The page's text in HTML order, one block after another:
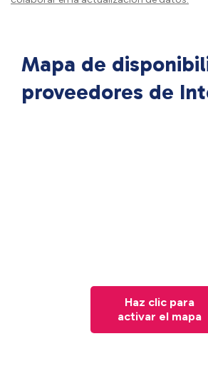
Mapa de
proveedores de
Haz clic para
activar el mapa